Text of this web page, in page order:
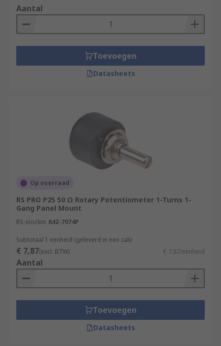
Aantal
Toevoegen
Datasheets
Op voorraad
RS PRO P25 50 Ω Rotary Potentiometer 1-Turns 1-
Gang Panel Mount
RS-stocknr. 842-7074P
Subtotaal 1 eenheid (geleverd in een zak)
€ 7,87(excl. BTW) € 7,87/eenheid
Aantal
Toevoegen
Datasheets